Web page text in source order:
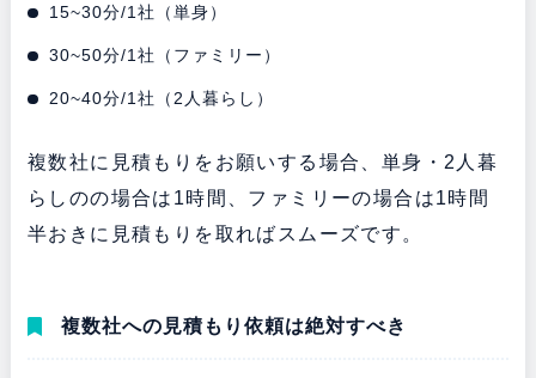
15~30分/1社（単身）
30~50分/1社（ファミリー）
20~40分/1社（2人暮らし）
複数社に見積もりをお願いする場合、単身・2人暮
らしのの場合は1時間、ファミリーの場合は1時間
半おきに見積もりを取ればスムーズです。
複数社への見積もり依頼は絶対すべき